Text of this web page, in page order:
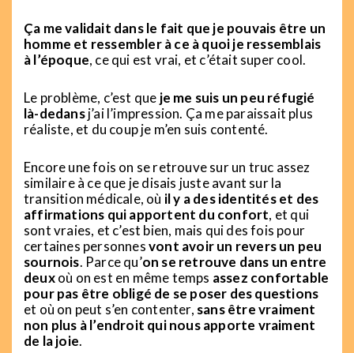
Ça me validait dans le fait que je pouvais être un
homme et ressembler à ce à quoi je ressemblais
à l’époque, ce qui est vrai, et c’était super cool.
Le problème, c’est que je me suis un peu réfugié
là-dedansj’ai l’impression. Ça me paraissait plus
réaliste, et du coup je m’en suis contenté.
Encore une fois on se retrouve sur un truc assez
similaire à ce que je disais juste avant sur la
transition médicale, où il y a des identités et des
affirmations qui apportent du confort, et qui
sont vraies, et c’est bien, mais qui des fois pour
certaines personnesvont avoir un revers un peu
sournois. Parce qu’on se retrouve dans un entre
deuxoù on est en même temps assez confortable
pour pas être obligé de se poser des questions
et où on peut s’en contenter, sans être vraiment
non plus à l’endroit qui nous apporte vraiment
de la joie.